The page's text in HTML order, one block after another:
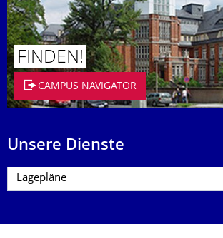
FINDEN!
CAMPUS NAVIGATOR
Unsere Dienste